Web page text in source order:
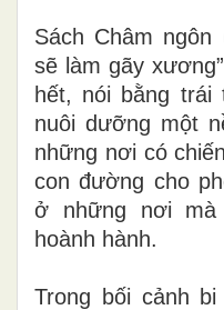
Sách Châm ngôn
sẽ làm gãy
hết, nói bằng trái
nuôi dưỡng một
những nơi có
con đường cho
ở những nơi mà
hoành hành.
Trong bối cảnh